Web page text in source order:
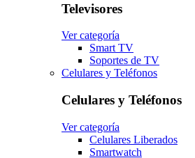
Televisores
Ver categoría
Smart TV
Soportes de TV
Celulares y Teléfonos
Celulares y Teléfonos
Ver categoría
Celulares Liberados
Smartwatch